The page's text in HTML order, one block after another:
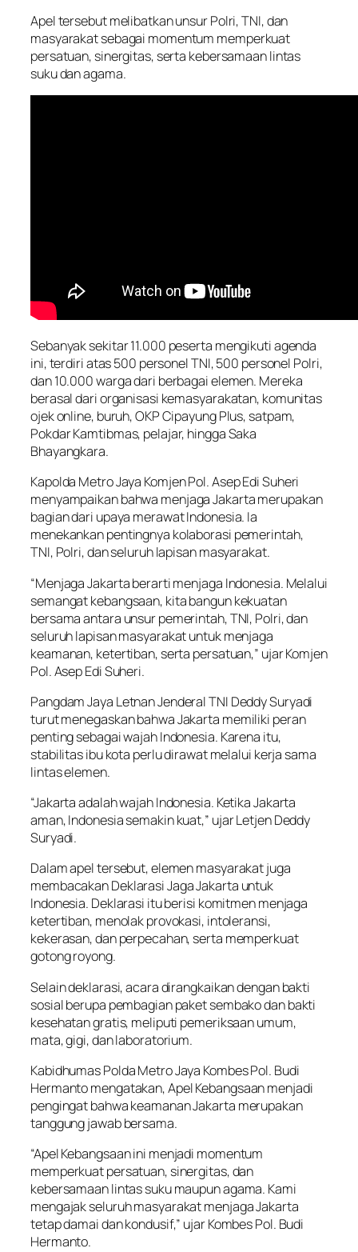
Apel tersebut melibatkan unsur Polri, TNI, dan
masyarakat sebagai momentum memperkuat
persatuan, sinergitas, serta kebersamaan lintas
suku dan agama.
Sebanyak sekitar 11.000 peserta mengikuti agenda
ini, terdiri atas 500 personel TNI, 500 personel Polri,
dan 10.000 warga dari berbagai elemen. Mereka
berasal dari organisasi kemasyarakatan, komunitas
ojek online, buruh, OKP Cipayung Plus, satpam,
Pokdar Kamtibmas, pelajar, hingga Saka
Bhayangkara.
Kapolda Metro Jaya Komjen Pol. Asep Edi Suheri
menyampaikan bahwa menjaga Jakarta merupakan
bagian dari upaya merawat Indonesia. Ia
menekankan pentingnya kolaborasi pemerintah,
TNI, Polri, dan seluruh lapisan masyarakat.
“Menjaga Jakarta berarti menjaga Indonesia. Melalui
semangat kebangsaan, kita bangun kekuatan
bersama antara unsur pemerintah, TNI, Polri, dan
seluruh lapisan masyarakat untuk menjaga
keamanan, ketertiban, serta persatuan,” ujar Komjen
Pol. Asep Edi Suheri.
Pangdam Jaya Letnan Jenderal TNI Deddy Suryadi
turut menegaskan bahwa Jakarta memiliki peran
penting sebagai wajah Indonesia. Karena itu,
stabilitas ibu kota perlu dirawat melalui kerja sama
lintas elemen.
“Jakarta adalah wajah Indonesia. Ketika Jakarta
aman, Indonesia semakin kuat,” ujar Letjen Deddy
Suryadi.
Dalam apel tersebut, elemen masyarakat juga
membacakan Deklarasi Jaga Jakarta untuk
Indonesia. Deklarasi itu berisi komitmen menjaga
ketertiban, menolak provokasi, intoleransi,
kekerasan, dan perpecahan, serta memperkuat
gotong royong.
Selain deklarasi, acara dirangkaikan dengan bakti
sosial berupa pembagian paket sembako dan bakti
kesehatan gratis, meliputi pemeriksaan umum,
mata, gigi, dan laboratorium.
Kabidhumas Polda Metro Jaya Kombes Pol. Budi
Hermanto mengatakan, Apel Kebangsaan menjadi
pengingat bahwa keamanan Jakarta merupakan
tanggung jawab bersama.
“Apel Kebangsaan ini menjadi momentum
memperkuat persatuan, sinergitas, dan
kebersamaan lintas suku maupun agama. Kami
mengajak seluruh masyarakat menjaga Jakarta
tetap damai dan kondusif,” ujar Kombes Pol. Budi
Hermanto.